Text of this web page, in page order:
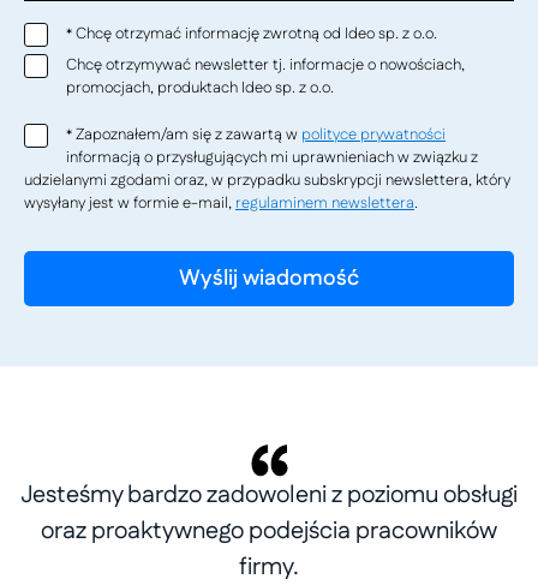
*Chcę otrzymać informację zwrotną od Ideo sp. z o.o.
Chcę otrzymywać newsletter tj. informacje o nowościach,
promocjach, produktach Ideo sp. z o.o.
*Zapoznałem/am się z zawartą w polityce prywatności
informacją o przysługujących mi uprawnieniach w związku z
udzielanymi zgodami oraz, w przypadku subskrypcji newslettera, który
wysyłany jest w formie e-mail, regulaminem newslettera.
Jesteśmy bardzo zadowoleni z poziomu obsługi
oraz proaktywnego podejścia pracowników
firmy.